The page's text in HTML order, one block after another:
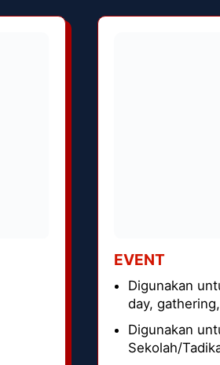
EVENT
Digunakan
day,
Digunakan
Sekolah/